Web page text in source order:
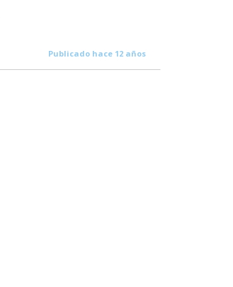
Publicado hace 12 años